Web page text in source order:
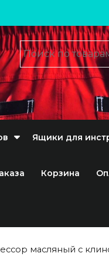
Ящики для
Корзина
масляный с